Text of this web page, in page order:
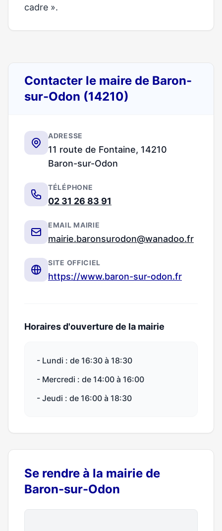
cadre ».
Contacter le maire de Baron-
sur-Odon (14210)
ADRESSE
11 route de Fontaine, 14210
Baron-sur-Odon
TÉLÉPHONE
02 31 26 83 91
EMAIL MAIRIE
mairie.baronsurodon@wanadoo.fr
SITE OFFICIEL
https://www.baron-sur-odon.fr
Horaires d'ouverture de la mairie
- Lundi : de 16:30 à 18:30
- Mercredi : de 14:00 à 16:00
- Jeudi : de 16:00 à 18:30
Se rendre à la mairie de
Baron-sur-Odon